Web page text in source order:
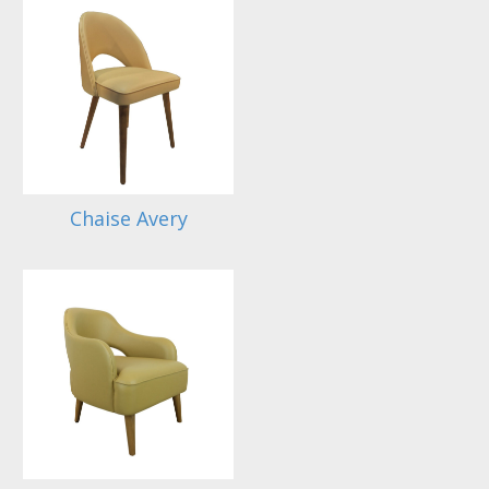
Chaise Avery